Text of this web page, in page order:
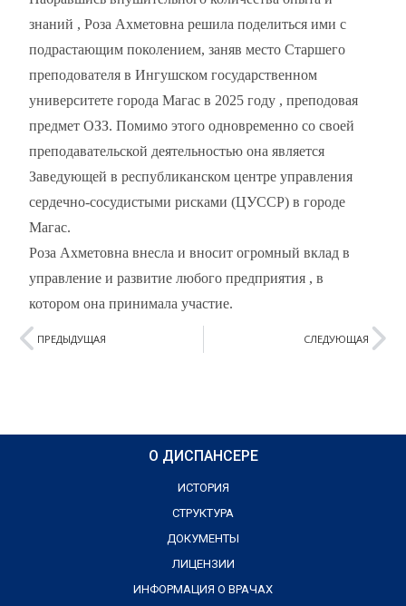
знаний , Роза Ахметовна решила поделиться ими с
подрастающим поколением, заняв место Старшего
преподователя в Ингушском государственном
университете города Магас в 2025 году , преподовая
предмет ОЗЗ. Помимо этого одновременно со своей
преподавательской деятельностью она является
Заведующей в республиканском центре управления
сердечно-сосудистыми рисками (ЦУССР) в городе
Магас.
Роза Ахметовна внесла и вносит огромный вклад в
управление и развитие любого предприятия , в
котором она принимала участие.
ПРЕДЫДУЩАЯ СЛЕДУЮЩАЯ
О ДИСПАНСЕРЕ
ИСТОРИЯ
СТРУКТУРА
ДОКУМЕНТЫ
ЛИЦЕНЗИИ
ИНФОРМАЦИЯ О ВРАЧАХ